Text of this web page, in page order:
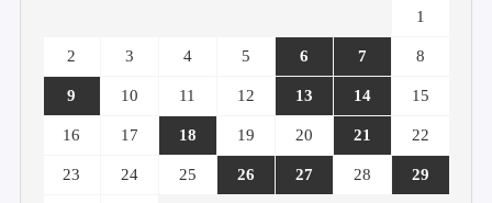
1
2 3 4 5 6 7 8
9 10 11 12 13 14 15
16 17 18 19 20 21 22
23 24 25 26 27 28 29